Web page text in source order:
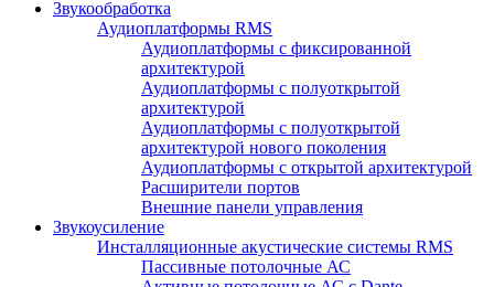
Звукообработка
Аудиоплатформы RMS
Аудиоплатформы с фиксированной
архитектурой
Аудиоплатформы с полуоткрытой
архитектурой
Аудиоплатформы с полуоткрытой
архитектурой нового поколения
Аудиоплатформы с открытой архитектурой
Расширители портов
Внешние панели управления
Звукоусиление
Инсталляционные акустические системы RMS
Пассивные потолочные АС